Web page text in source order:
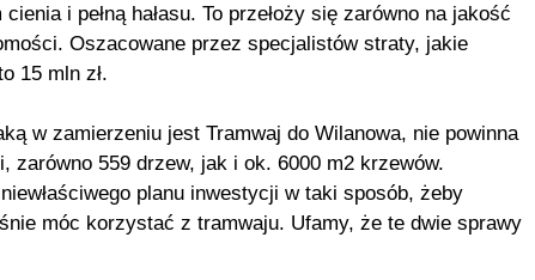
i pełną hałasu. To przełoży się zarówno na jakość
Oszacowane przez specjalistów straty, jakie
15 mln zł.
w zamierzeniu jest Tramwaj do Wilanowa, nie powinna
zarówno 559 drzew, jak i ok. 6000 m2 krzewów.
planu inwestycji w taki sposób, żeby
móc korzystać z tramwaju. Ufamy, że te dwie sprawy